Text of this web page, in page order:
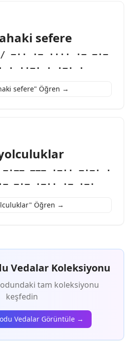
sefere
−·· ·− ···· ·− −·−
· ··−· · ·−· ·
sefere" Öğren →
−−− ·−·· −·−· ·
−·− ·−·· ·− ·−·
Öğren →
Vedalar Koleksiyonu
tam koleksiyonu
keşfedin
Vedalar Görüntüle →